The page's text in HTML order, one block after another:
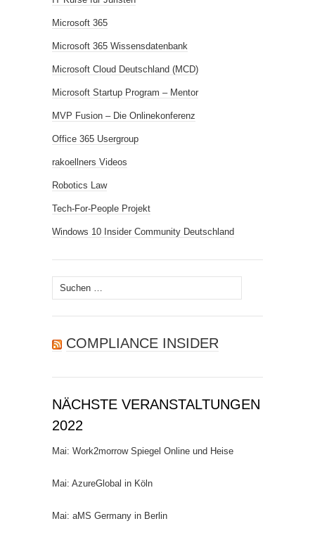
Microsoft 365
Microsoft 365 Wissensdatenbank
Microsoft Cloud Deutschland (MCD)
Microsoft Startup Program – Mentor
MVP Fusion – Die Onlinekonferenz
Office 365 Usergroup
rakoellners Videos
Robotics Law
Tech-For-People Projekt
Windows 10 Insider Community Deutschland
Suchen
nach:
COMPLIANCE INSIDER
NÄCHSTE VERANSTALTUNGEN
2022
Mai: Work2morrow Spiegel Online und Heise
Mai: AzureGlobal in Köln
Mai: aMS Germany in Berlin